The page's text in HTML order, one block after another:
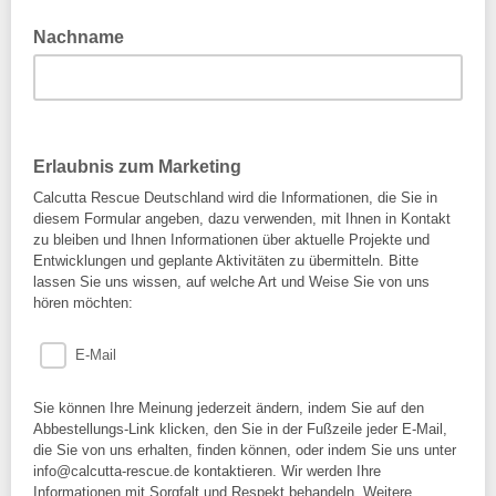
Nachname
Erlaubnis zum Marketing
Calcutta Rescue Deutschland wird die Informationen, die Sie in
diesem Formular angeben, dazu verwenden, mit Ihnen in Kontakt
zu bleiben und Ihnen Informationen über aktuelle Projekte und
Entwicklungen und geplante Aktivitäten zu übermitteln. Bitte
lassen Sie uns wissen, auf welche Art und Weise Sie von uns
hören möchten:
E-Mail
Sie können Ihre Meinung jederzeit ändern, indem Sie auf den
Abbestellungs-Link klicken, den Sie in der Fußzeile jeder E-Mail,
die Sie von uns erhalten, finden können, oder indem Sie uns unter
info@calcutta-rescue.de kontaktieren. Wir werden Ihre
Informationen mit Sorgfalt und Respekt behandeln. Weitere